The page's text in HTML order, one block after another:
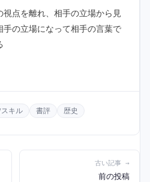
点を離れ、相手の立場から見
手の立場になって相手の言葉で
キル 書評 歴史
古い記事 →
前の投稿